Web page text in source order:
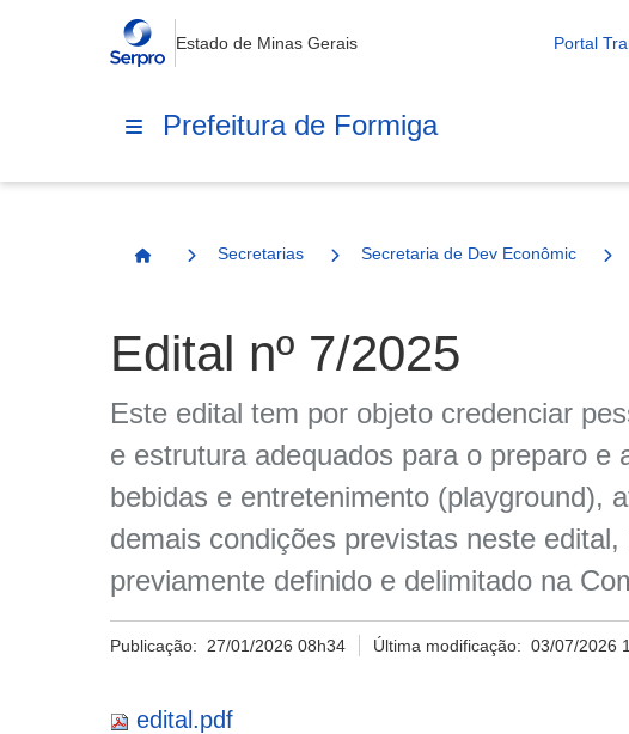
Estado de Minas Gerais Portal
Prefeitura de Formiga
Página Inicial
Secretarias Secretaria de Dev Econômico e
Edital nº 7/2025
Este edital tem por objeto credenciar
e estrutura adequados para o preparo e
bebidas e entretenimento (playground),
demais condições previstas neste
previamente definido e delimitado na
Publicação: 27/01/2026 08h34 Última modificação:03/07/2026
edital.pdf